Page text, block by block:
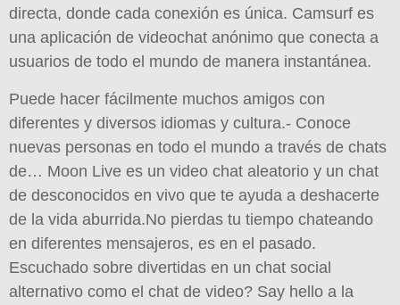
directa, donde cada conexión es única. Camsurf es
una aplicación de videochat anónimo que conecta a
usuarios de todo el mundo de manera instantánea.
Puede hacer fácilmente muchos amigos con
diferentes y diversos idiomas y cultura.- Conoce
nuevas personas en todo el mundo a través de chats
de… Moon Live es un video chat aleatorio y un chat
de desconocidos en vivo que te ayuda a deshacerte
de la vida aburrida.No pierdas tu tiempo chateando
en diferentes mensajeros, es en el pasado.
Escuchado sobre divertidas en un chat social
alternativo como el chat de video? Say hello a la